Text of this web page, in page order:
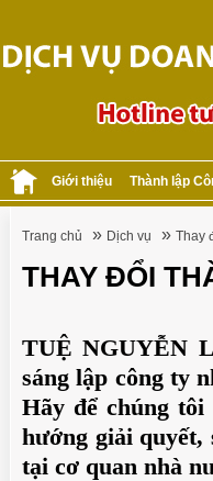
Giới thiệu Thành lập
Trang chủ » Dịch vụ » Thay
THAY ĐỔI
TUỆ NGUYỄN
sáng lập công ty
Hãy để chúng
hướng giải quyết,
tại cơ quan nhà